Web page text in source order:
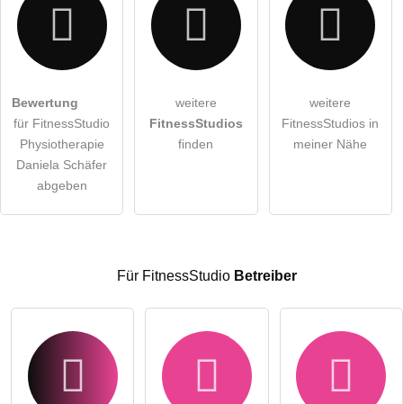
DieDatenschutzerklärunghabe ich zur Kenntnis genommen.
öffentliche Frage stellen
FitnessStudio-Eintrag zu stellen.
Bewertung
für FitnessStudio
Physiotherapie
Daniela Schäfer
abgeben
weitere
FitnessStudios
finden
weitere
FitnessStudios in
meiner Nähe
Für FitnessStudio Betreiber